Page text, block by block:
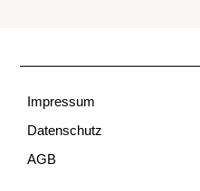
Impressum
Datenschutz
AGB